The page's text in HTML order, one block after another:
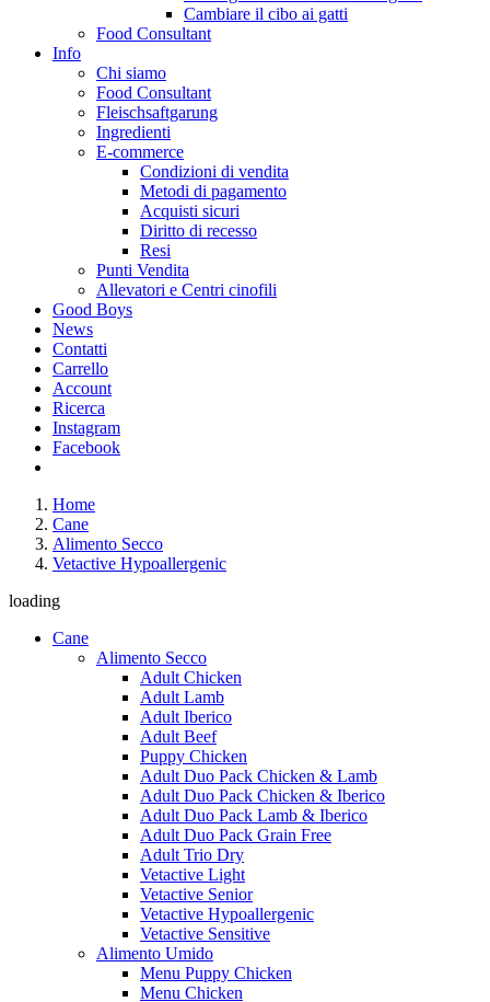
Cambiare il cibo ai gatti
Food Consultant
Info
Chi siamo
Food Consultant
Fleischsaftgarung
Ingredienti
E-commerce
Condizioni di vendita
Metodi di pagamento
Acquisti sicuri
Diritto di recesso
Resi
Punti Vendita
Allevatori e Centri cinofili
Good Boys
News
Contatti
Carrello
Account
Ricerca
Instagram
Facebook
Home
Cane
Alimento Secco
Vetactive Hypoallergenic
loading
Cane
Alimento Secco
Adult Chicken
Adult Lamb
Adult Iberico
Adult Beef
Puppy Chicken
Adult Duo Pack Chicken & Lamb
Adult Duo Pack Chicken & Iberico
Adult Duo Pack Lamb & Iberico
Adult Duo Pack Grain Free
Adult Trio Dry
Vetactive Light
Vetactive Senior
Vetactive Hypoallergenic
Vetactive Sensitive
Alimento Umido
Menu Puppy Chicken
Menu Chicken